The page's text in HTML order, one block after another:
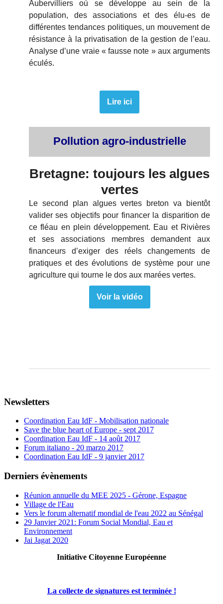
Aubervilliers où se développe au sein de la
population, des associations et des élu-es de
différentes tendances politiques, un mouvement de
résistance à la privatisation de la gestion de l’eau.
Analyse d’une vraie « fausse note » aux arguments
éculés.
Lire ici
Pollution agro-industrielle
Bretagne: toujours les algues
vertes
Le second plan algues vertes breton va bientôt
valider ses objectifs pour financer la disparition de
ce fléau en plein développement. Eau et Rivières
et ses associations membres demandent aux
financeurs d’exiger des réels changements de
pratiques et des évolutions de système pour une
agriculture qui tourne le dos aux marées vertes.
Voir la vidéo
Newsletters
Coordination Eau IdF - Mobilisation nationale
Save the blue heart of Europe - sept 2017
Coordination Eau IdF - 14 août 2017
Forum italiano - 20 marzo 2017
Coordination Eau IdF - 9 janvier 2017
Derniers évènements
Réunion annuelle du MEE 2025 - Gérone, Espagne
Village de l'Eau
Vers le forum alternatif mondial de l'eau 2022 au Sénégal
29 Janvier 2021: Forum Social Mondial, Eau et
Environnement
Jai Jagat 2020
Initiative Citoyenne Européenne
La collecte de signatures est terminée !